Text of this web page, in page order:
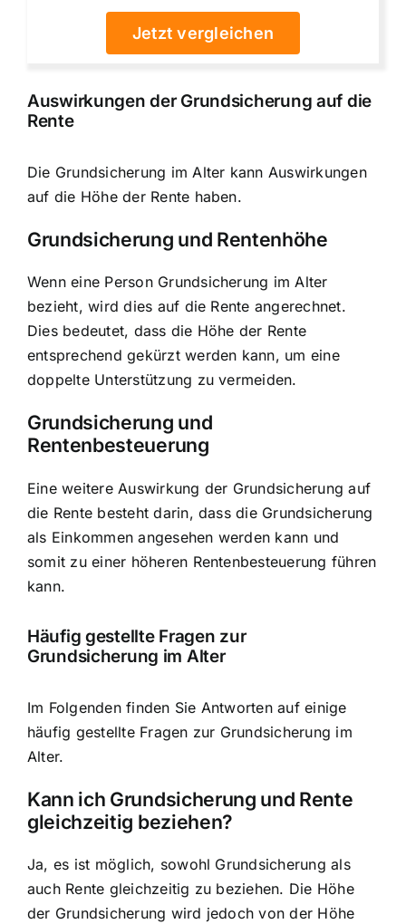
Jetzt vergleichen
Auswirkungen der Grundsicherung auf die
Rente
Die Grundsicherung im Alter kann Auswirkungen
auf die Höhe der Rente haben.
Grundsicherung und Rentenhöhe
Wenn eine Person Grundsicherung im Alter
bezieht, wird dies auf die Rente angerechnet.
Dies bedeutet, dass die Höhe der Rente
entsprechend gekürzt werden kann, um eine
doppelte Unterstützung zu vermeiden.
Grundsicherung und
Rentenbesteuerung
Eine weitere Auswirkung der Grundsicherung auf
die Rente besteht darin, dass die Grundsicherung
als Einkommen angesehen werden kann und
somit zu einer höheren Rentenbesteuerung führen
kann.
Häufig gestellte Fragen zur
Grundsicherung im Alter
Im Folgenden finden Sie Antworten auf einige
häufig gestellte Fragen zur Grundsicherung im
Alter.
Kann ich Grundsicherung und Rente
gleichzeitig beziehen?
Ja, es ist möglich, sowohl Grundsicherung als
auch Rente gleichzeitig zu beziehen. Die Höhe
der Grundsicherung wird jedoch von der Höhe